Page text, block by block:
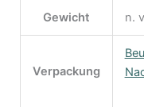
Gewicht
n.
Verpackung